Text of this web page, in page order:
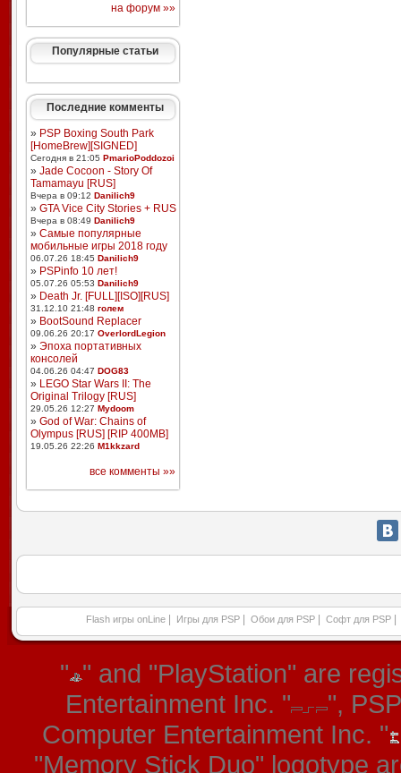
на форум »»
Популярные статьи
Последние комменты
» PSP Boxing South Park
[HomeBrew][SIGNED]
Сегодня в 21:05 PmarioPoddozoi
» Jade Cocoon - Story Of
Tamamayu [RUS]
Вчера в 09:12 Danilich9
» GTA Vice City Stories + RUS
Вчера в 08:49 Danilich9
» Самые популярные
мобильные игры 2018 году
06.07.26 18:45 Danilich9
» PSPinfo 10 лет!
05.07.26 05:53 Danilich9
» Death Jr. [FULL][ISO][RUS]
31.12.10 21:48 голем
» BootSound Replacer
09.06.26 20:17 OverlordLegion
» Эпоха портативных
консолей
04.06.26 04:47 DOG83
» LEGO Star Wars II: The
Original Trilogy [RUS]
29.05.26 12:27 Mydoom
» God of War: Chains of
Olympus [RUS] [RIP 400MB]
19.05.26 22:26 M1kkzard
все комменты »»
Flash игры onLine Игры для PSP Обои для PSP Софт для PSP
" " and "PlayStation" are
Entertainment Inc. "
",
Computer Entertainment Inc. "
"Memory Stick Duo" logotype